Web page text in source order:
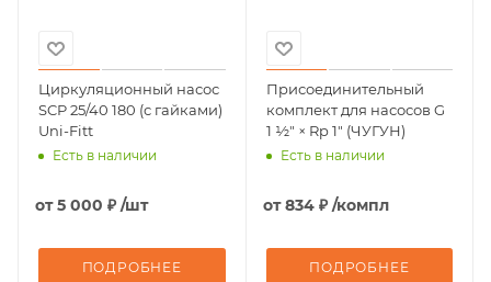
Циркуляционный насос
SCP 25/40 180 (с гайками)
Uni-Fitt
Есть в наличии
от5 000 ₽ /шт
ПОДРОБНЕЕ
Присоединительный
комплект для насосов G
1 ½" × Rp 1" (ЧУГУН)
Есть в наличии
от834 ₽ /компл
ПОДРОБНЕЕ